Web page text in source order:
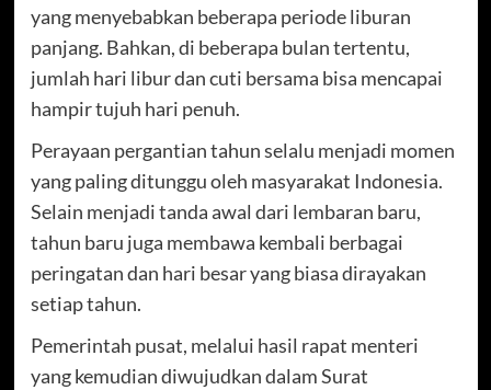
yang menyebabkan beberapa periode liburan
panjang. Bahkan, di beberapa bulan tertentu,
jumlah hari libur dan cuti bersama bisa mencapai
hampir tujuh hari penuh.
Perayaan pergantian tahun selalu menjadi momen
yang paling ditunggu oleh masyarakat Indonesia.
Selain menjadi tanda awal dari lembaran baru,
tahun baru juga membawa kembali berbagai
peringatan dan hari besar yang biasa dirayakan
setiap tahun.
Pemerintah pusat, melalui hasil rapat menteri
yang kemudian diwujudkan dalam Surat